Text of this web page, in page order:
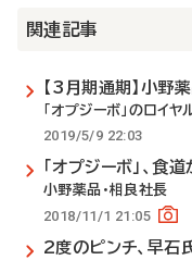
関連記事
【3月期通期】小野
「オプジーボ」のロイ
2019/5/9 22:03
「オプジーボ」、食
小野薬品・相良社長
2018/11/1 21:05
2度のピンチ、早石